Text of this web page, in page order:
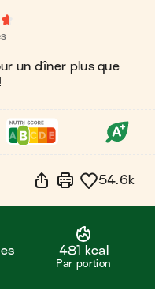
un dîner plus que
54.6k
481 kcal
Par portion